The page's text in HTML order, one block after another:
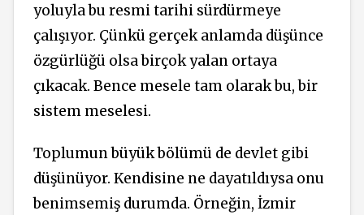
yoluyla bu resmi tarihi sürdürmeye
çalışıyor. Çünkü gerçek anlamda düşünce
özgürlüğü olsa birçok yalan ortaya
çıkacak. Bence mesele tam olarak bu, bir
sistem meselesi.
Toplumun büyük bölümü de devlet gibi
düşünüyor. Kendisine ne dayatıldıysa onu
benimsemiş durumda. Örneğin, İzmir